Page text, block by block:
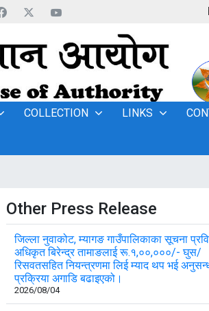
COLLECTION LINKS
Other Press Release
जिल्ला नुवाकोट, म्यागङ गाउँपालिकाका सूचना
अधिकृत बिरेन्द्र तामाङलाई रू.१,००,०००/- घुस/
रिसवतसहित नियन्त्रणमा लिई म्याद थप भई
प्रक्रिया अगाडि बढाइएको।
2026/08/04